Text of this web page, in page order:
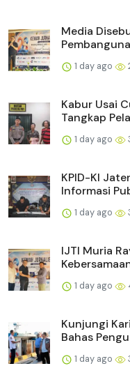
Media
1 day ago
Kabur Usai
Tangkap
1 day ago
KPID-KI
Informasi
1 day ago
IJTI Muria
1 day ago
Kunjungi
Bahas
1 day ago